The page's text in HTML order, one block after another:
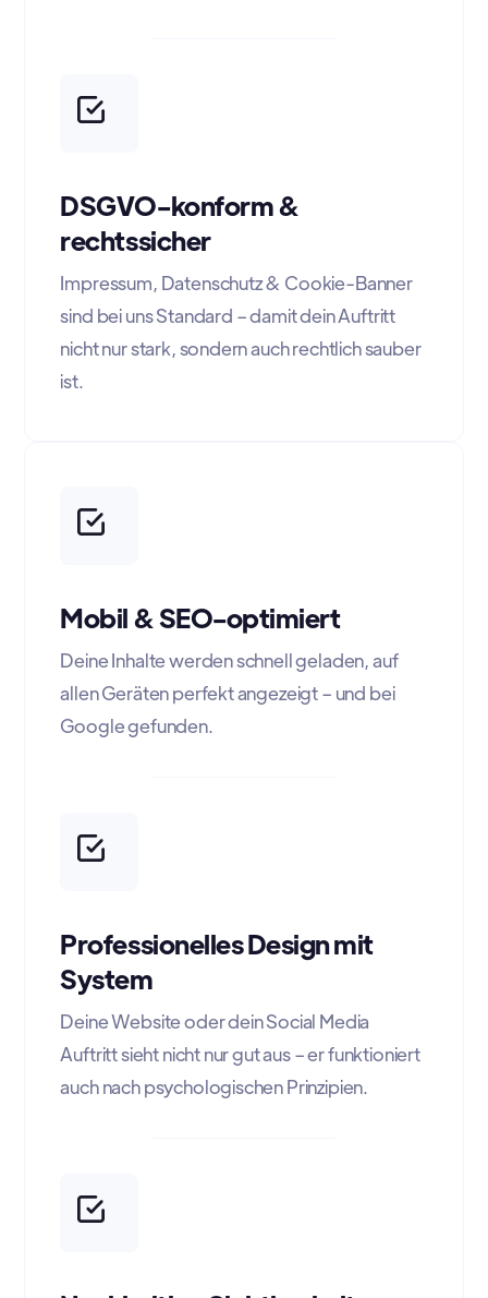
DSGVO-konform &
rechtssicher
Impressum, Datenschutz & Cookie-Banner
sind bei uns Standard – damit dein Auftritt
nicht nur stark, sondern auch rechtlich sauber
ist.
Mobil & SEO-optimiert
Deine Inhalte werden schnell geladen, auf
allen Geräten perfekt angezeigt – und bei
Google gefunden.
Professionelles Design mit
System
Deine Website oder dein Social Media
Auftritt sieht nicht nur gut aus – er funktioniert
auch nach psychologischen Prinzipien.